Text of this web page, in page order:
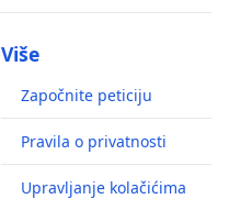
Više
Započnite peticiju
Pravila o privatnosti
Upravljanje kolačićima